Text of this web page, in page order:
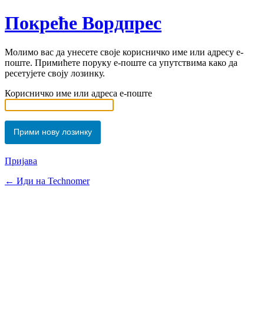
Покреће Вордпрес
Молимо вас да унесете своје корисничко име или адресу е-
поште. Примићете поруку е-поште са упутствима како да
ресетујете своју лозинку.
Корисничко име или адреса е-поште
Пријава
← Иди на Technomer